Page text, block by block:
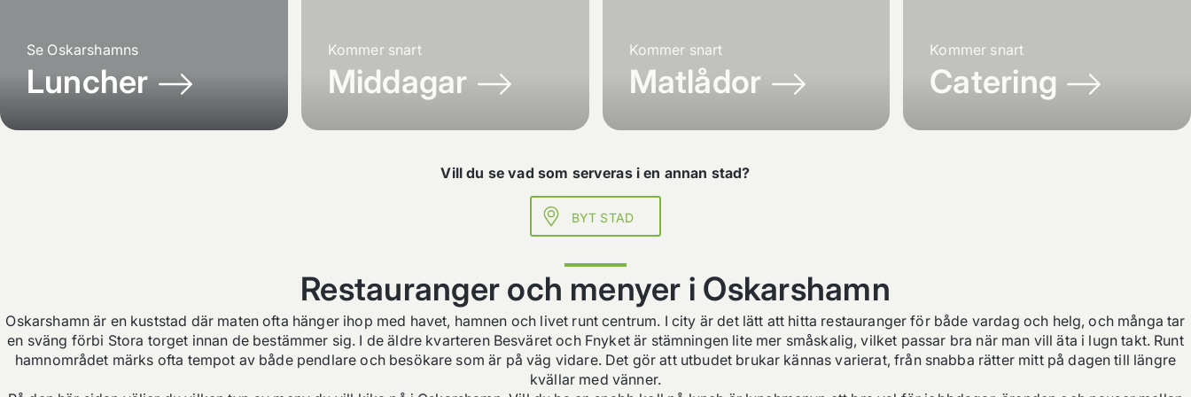
Se Oskarshamns
Luncher
Kommer snart
Middagar
Kommer snart
Matlådor
Kommer snart
Catering
Vill du se vad som serveras i en annan stad?
BYT STAD
Restauranger och menyer i Oskarshamn
Oskarshamn är en kuststad där maten ofta hänger ihop med havet, hamnen och livet runt centrum. I city är det lätt att hitta restauranger för både vardag och helg, och många tar
en sväng förbi Stora torget innan de bestämmer sig. I de äldre kvarteren Besväret och Fnyket är stämningen lite mer småskalig, vilket passar bra när man vill äta i lugn takt. Runt
hamnområdet märks ofta tempot av både pendlare och besökare som är på väg vidare. Det gör att utbudet brukar kännas varierat, från snabba rätter mitt på dagen till längre
kvällar med vänner.